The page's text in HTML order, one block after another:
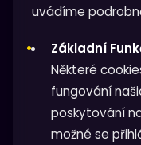
uvádíme
Základní
Některé
fungování
poskytování
možné se